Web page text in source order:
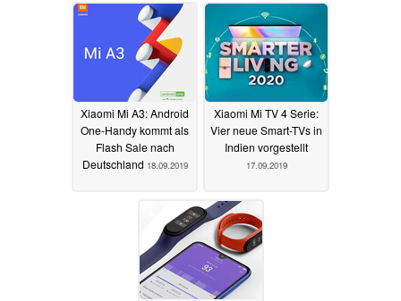
Xiaomi Mi A3: Android
One-Handy kommt als
Flash Sale nach
Deutschland 18.09.2019
Xiaomi Mi TV 4 Serie:
Vier neue Smart-TVs in
Indien vorgestellt
17.09.2019